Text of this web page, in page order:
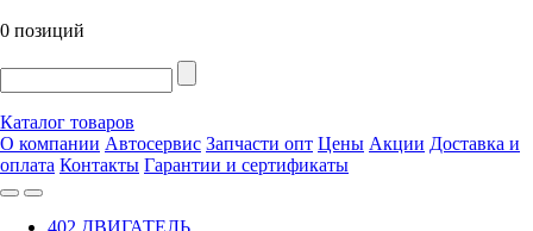
0 позиций
Каталог товаров
О компании Автосервис Запчасти опт Цены Акции Доставка и
оплата Контакты Гарантии и сертификаты
402 ДВИГАТЕЛЬ